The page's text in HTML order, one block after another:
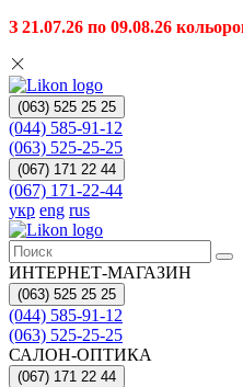
З 21.07.26 по 09.08.26
(063) 525 25 25
(044) 585-91-12
(063) 525-25-25
(067) 171 22 44
(067) 171-22-44
укр eng rus
ИНТЕРНЕТ-МАГАЗИН
(063) 525 25 25
(044) 585-91-12
(063) 525-25-25
САЛОН-ОПТИКА
(067) 171 22 44